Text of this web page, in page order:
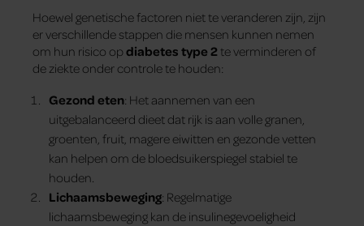
Hoewel genetische factoren niet te veranderen zijn, zijn
er verschillende stappen die mensen kunnen nemen
om hun risico opdiabetes type 2 te verminderen of
de ziekte onder controle te houden:
Gezond eten: Het aannemen van een
uitgebalanceerd dieet dat rijk is aan volle granen,
groenten, fruit, magere eiwitten en gezonde vetten
kan helpen om de bloedsuikerspiegel stabiel te
houden.
Lichaamsbeweging: Regelmatige
lichaamsbeweging kan de insulinegevoeligheid